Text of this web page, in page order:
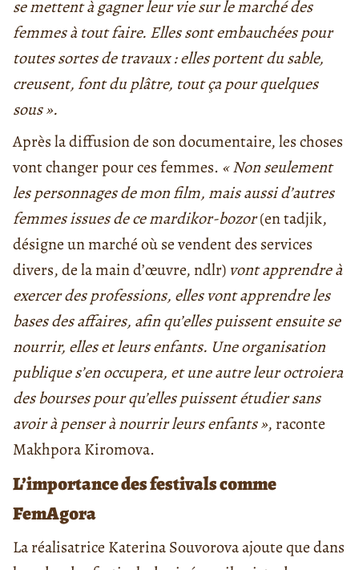
se mettent à gagner leur vie sur le marché des
femmes à tout faire. Elles sont embauchées pour
toutes sortes de travaux : elles portent du sable,
creusent, font du plâtre, tout ça pour quelques
sous ».
Après la diffusion de son documentaire, les choses
vont changer pour ces femmes. « Non seulement
les personnages de mon film, mais aussi d’autres
femmes issues de ce mardikor-bozor(en tadjik,
désigne un marché où se vendent des services
divers, de la main d’œuvre, ndlr) vont apprendre à
exercer des professions, elles vont apprendre les
bases des affaires, afin qu’elles puissent ensuite se
nourrir, elles et leurs enfants. Une organisation
publique s’en occupera, et une autre leur octroiera
des bourses pour qu’elles puissent étudier sans
avoir à penser à nourrir leurs enfants », raconte
Makhpora Kiromova.
L’importance des festivals comme
FemAgora
La réalisatrice Katerina Souvorova ajoute que dans